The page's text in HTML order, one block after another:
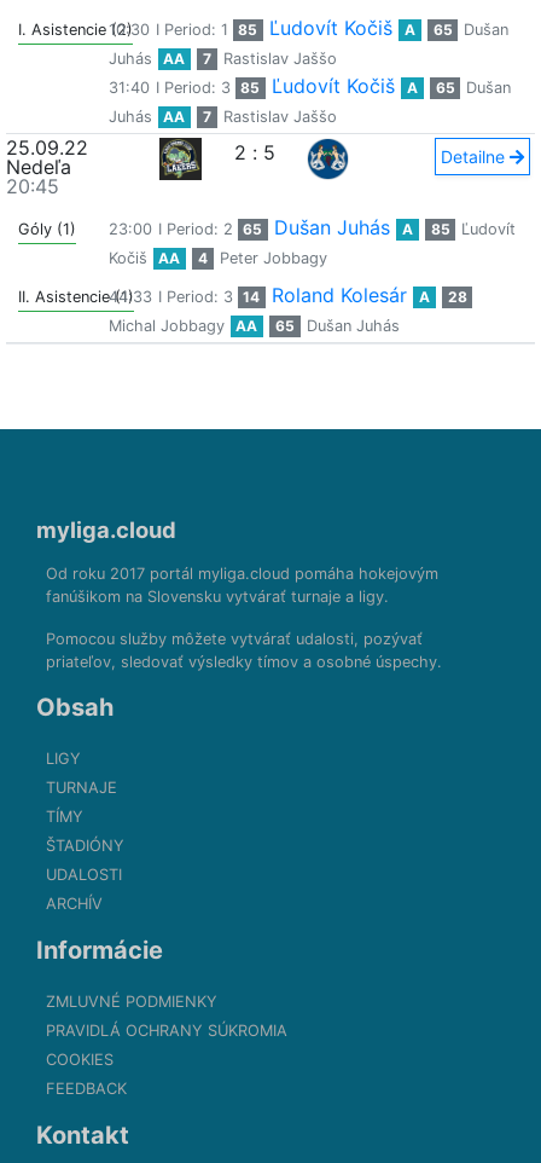
I. Asistencie (2)
10:30 I Period: 1 85 Ľudovít Kočiš A 65
Dušan
Juhás
AA 7
Rastislav Jaššo
31:40 I Period: 3 85 Ľudovít Kočiš A 65
Dušan
Juhás
AA 7 Rastislav Jaššo
25.09.22
Nedeľa
20:45
2 : 5 Detailne
Góly (1) 23:00 I Period: 2 65 Dušan Juhás A 85
Ľudovít
Kočiš
AA 4 Peter Jobbagy
II. Asistencie (1)
44:33 I Period: 3 14 Roland Kolesár A
28
Michal Jobbagy
AA 65 Dušan Juhás
myliga.cloud
Od roku 2017 portál myliga.cloud pomáha hokejovým
fanúšikom na Slovensku vytvárať turnaje a ligy.
Pomocou služby môžete vytvárať udalosti, pozývať
priateľov, sledovať výsledky tímov a osobné úspechy.
Obsah
LIGY
TURNAJE
TÍMY
ŠTADIÓNY
UDALOSTI
ARCHÍV
Informácie
ZMLUVNÉ PODMIENKY
PRAVIDLÁ OCHRANY SÚKROMIA
COOKIES
FEEDBACK
Kontakt